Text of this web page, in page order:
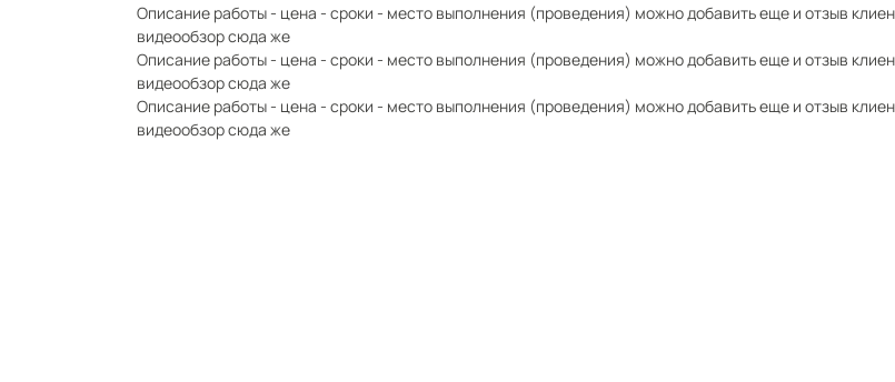
Описание работы - цена - сроки - место выполнения (проведения) можно добавить еще и отзыв
видеообзор сюда же
Описание работы - цена - сроки - место выполнения (проведения) можно добавить еще и отзыв
видеообзор сюда же
Описание работы - цена - сроки - место выполнения (проведения) можно добавить еще и отзыв
видеообзор сюда же